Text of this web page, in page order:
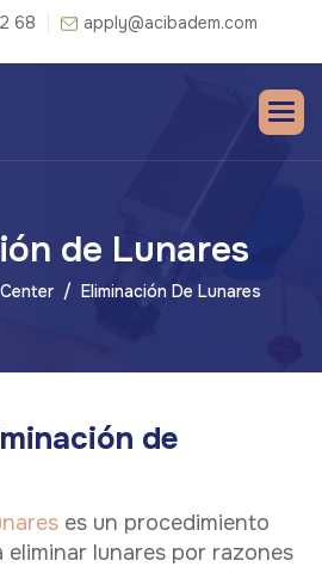
68 apply@acibadem.com
de Lunares
Eliminación De Lunares
de
es un procedimiento
lunares por razones